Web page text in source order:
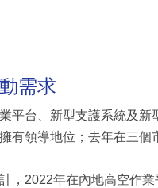
需求
平台、新型支護系統及新
有領導地位；去年在三個
，2022年在內地高空作